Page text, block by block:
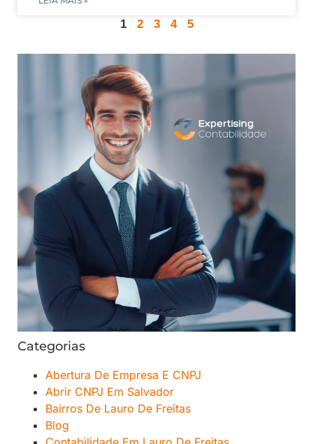
1 2 3 4 5
Categorias
Abertura De Empresa E CNPJ
Abrir CNPJ Em Salvador
Bairros De Lauro De Freitas
Blog